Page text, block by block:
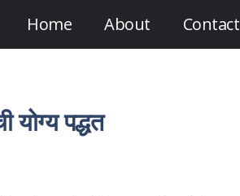
Home About Contact
पद्धत